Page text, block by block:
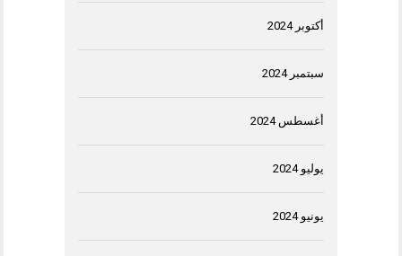
أكتوبر 2024
سبتمبر 2024
أغسطس 2024
يوليو 2024
يونيو 2024